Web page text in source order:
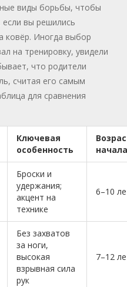
виды борьбы, чтобы
вы решились
ковёр. Иногда выбор
на тренировку, увидели
что родители
считая его самым
для сравнения
Ключевая
особенность
начала
Броски и
удержания;
акцент на
технике
6–10
Без захватов
за ноги,
высокая
взрывная сила
рук
7–12